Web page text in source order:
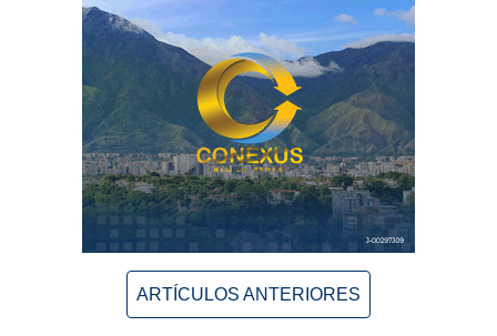
ARTÍCULOS ANTERIORES